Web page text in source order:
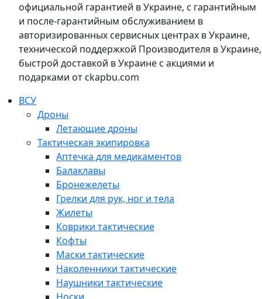
официальной гарантией в Украине, с гарантийным
и после-гарантийным обслуживанием в
авторизированных сервисных центрах в Украине,
технической поддержкой Производителя в Украине,
быстрой доставкой в Украине с акциями и
подарками от ckapbu.com
ВСУ
Дроны
Летающие дроны
Тактическая экипировка
Аптечка для медикаментов
Балаклавы
Бронежелеты
Грелки для рук, ног и тела
Жилеты
Коврики тактические
Кофты
Маски тактические
Наколенники тактические
Наушники тактические